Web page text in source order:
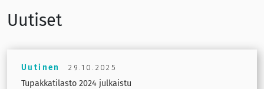
Uutiset
Uutinen 29.10.2025
Tupakkatilasto 2024 julkaistu